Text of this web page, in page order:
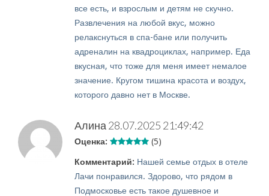
все есть, и взрослым и детям не скучно.
Развлечения на любой вкус, можно
релакснуться в спа-бане или получить
адреналин на квадроциклах, например. Еда
вкусная, что тоже для меня имеет немалое
значение. Кругом тишина красота и воздух,
которого давно нет в Москве.
Алина 28.07.2025 21:49:42
Оценка: (5)
Комментарий: Нашей семье отдых в отеле
Лачи понравился. Здорово, что рядом в
Подмосковье есть такое душевное и